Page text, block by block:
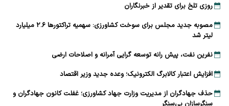
روزی تلخ برای تقدیر از خبرنگاران
مصوبه جدید مجلس برای سوخت کشاورزی: سهمیه تراکتورها ۲.۶ میلیارد
لیتر شد
نفرین نفت، پیش رانه توسعه ‌گرایی آمرانه و اصلاحات ارضی
افزایش اعتبار کالابرگ الکترونیک؛ وعده جدید وزیر اقتصاد
حذف جهادگران از مدیریت وزارت جهاد کشاورزی؛ غفلت کانون جهادگران و
سنگرسازان بی‌سنگر